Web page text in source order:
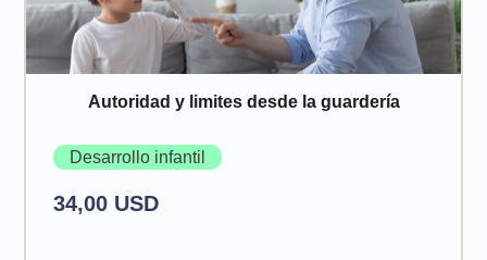
Autoridad y limites desde la guardería
Desarrollo infantil
34,00 USD